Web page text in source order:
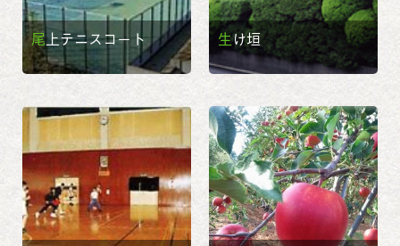
尾上テニスコート 生け垣